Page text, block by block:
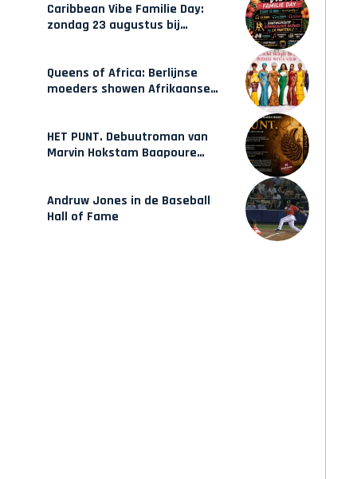
Caribbean Vibe Familie Day:
zondag 23 augustus bij
Queens of Africa: Berlijnse
moeders showen Afrikaanse
HET PUNT. Debuutroman van
Marvin Hokstam Baapoure
Andruw Jones in de Baseball
Hall of Fame